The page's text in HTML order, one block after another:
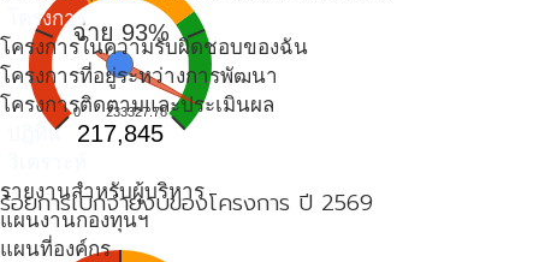
โครงการ
โครงการในความรับผิดชอบของฉัน
โครงการที่อยู่ระหว่างการพัฒนา
โครงการติดตามและประเมินผล
ปฎิทิน
รายงานสำหรับผู้บริหาร
แผนงานกองทุนฯ
แผนที่องค์กร
จ่าย 93%
0 233327.78
217,845
ร้อยการเบิกจ่ายงบของโครงการ ปี 2569